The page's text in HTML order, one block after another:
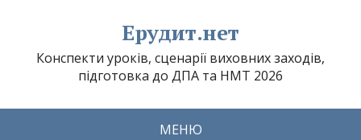
Ерудит.нет
Конспекти уроків, сценарії виховних заходів,
підготовка до ДПА та НМТ 2026
МЕНЮ